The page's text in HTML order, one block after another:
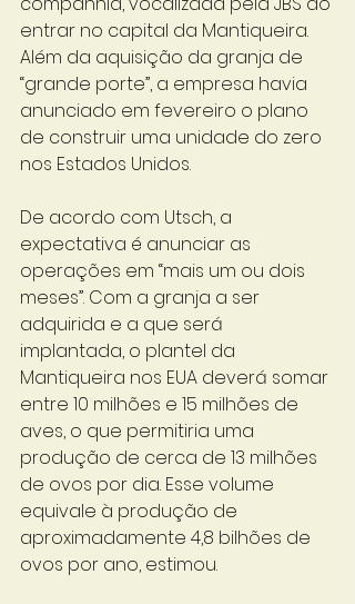
entrar no capital da Mantiqueira.
Além da aquisição da granja de
“grande porte”, a empresa havia
anunciado em fevereiro o plano
de construir uma unidade do zero
nos Estados Unidos.
De acordo com Utsch, a
expectativa é anunciar as
operações em “mais um ou dois
meses”. Com a granja a ser
adquirida e a que será
implantada, o plantel da
Mantiqueira nos EUA deverá somar
entre 10 milhões e 15 milhões de
aves, o que permitiria uma
produção de cerca de 13 milhões
de ovos por dia. Esse volume
equivale à produção de
aproximadamente 4,8 bilhões de
ovos por ano, estimou.